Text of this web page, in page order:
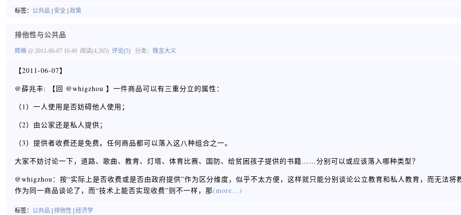
标签： 公共品 安全 政策
排他性与公共品
辉格 @ 2011-06-07 16:49 阅读(4,265) 评论(5) 分类： 微言大义
【2011-06-07】
@薛兆丰: 【回 @whigzhou 】一件商品可以有三重分立的属性：
（1）一人使用是否妨碍他人使用；
（2）由公家还是私人提供；
（3）提供者收费还是免费。任何商品都可以落入这八种组合之一。
大家不妨讨论一下，道路、歌曲、教育、灯塔、体育比赛、国防、给贫困孩子提供的书籍……分别可以或应该落入哪种类型？
@whigzhou：按“实际上是否收费或是否由政府提供”作为区分维度，似乎不太方便，这样就只能分别谈论公立教育和私人教育，而无法将
作为同一商品谈论了，而“技术上能否实现收费”则不一样，那(more...)
标签： 公共品 排他性 经济学